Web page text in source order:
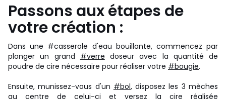
Passons aux étapes de
votre création :
Dans une #casserole d'eau bouillante, commencez par
plonger un grand #verre doseur avec la quantité de
poudre de cire nécessaire pour réaliser votre #bougie.
Ensuite, munissez-vous d'un #bol, disposez les 3 mèches
au centre de celui-ci et versez la cire réalisée